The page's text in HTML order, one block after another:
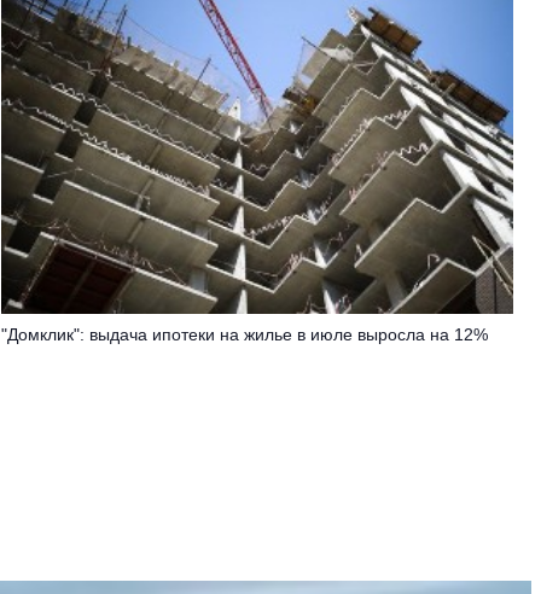
"Домклик": выдача ипотеки на жилье в июле выросла на 12%